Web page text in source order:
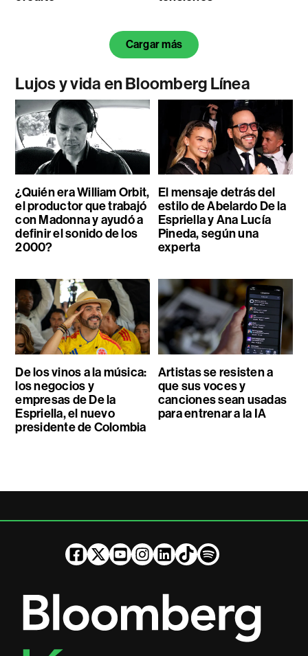
Cargar más
Lujos y vida en Bloomberg Línea
¿Quién era William Orbit,
el productor que trabajó
con Madonna y ayudó a
definir el sonido de los
2000?
El mensaje detrás del
estilo de Abelardo De la
Espriella y Ana Lucía
Pineda, según una
experta
De los vinos a la música:
los negocios y
empresas de De la
Espriella, el nuevo
presidente de Colombia
Artistas se resisten a
que sus voces y
canciones sean usadas
para entrenar a la IA